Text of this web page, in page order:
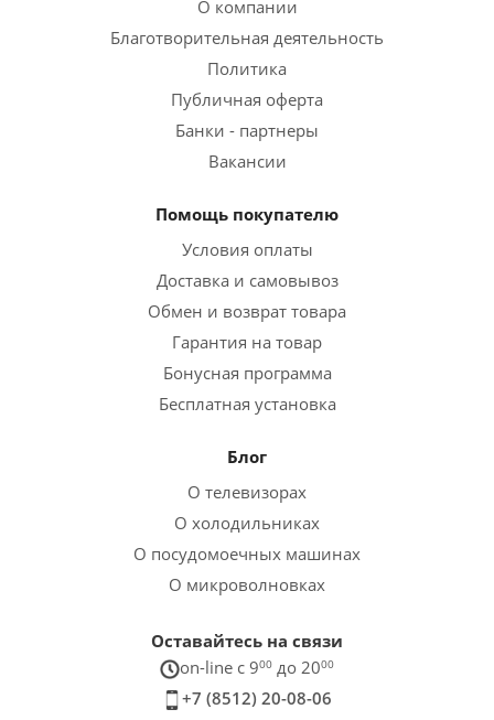
О компании
Благотворительная деятельность
Политика
Публичная оферта
Банки - партнеры
Вакансии
Помощь покупателю
Условия оплаты
Доставка и самовывоз
Обмен и возврат товара
Гарантия на товар
Бонусная программа
Бесплатная установка
Блог
О телевизорах
О холодильниках
О посудомоечных машинах
О микроволновках
Оставайтесь на связи
on-line c 900 до 2000
+7 (8512) 20-08-06